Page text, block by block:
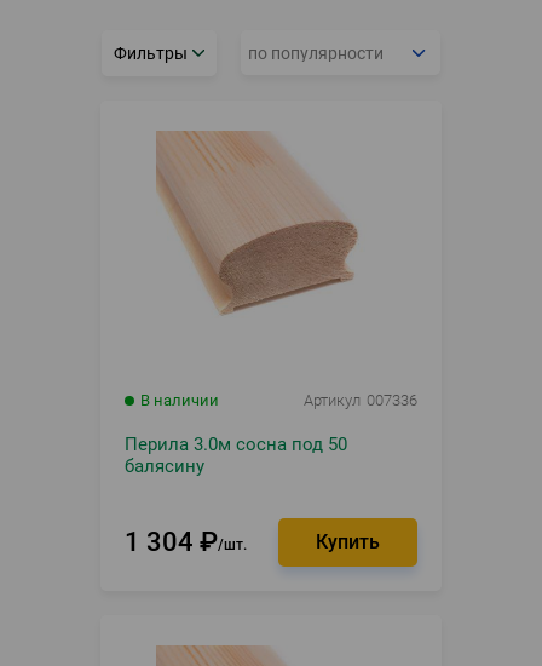
Фильтры
В наличии Артикул 007336
Перила 3.0м сосна под 50
балясину
1 304 ₽ шт.